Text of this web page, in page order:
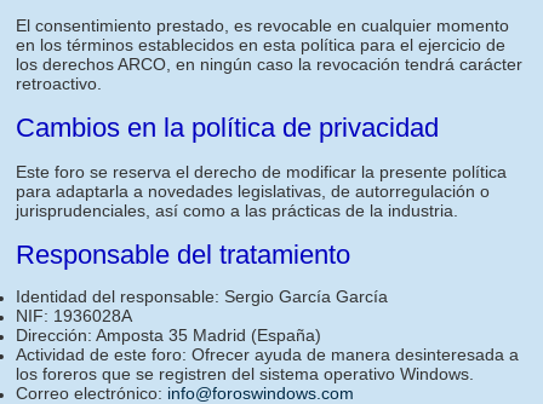
El consentimiento prestado, es revocable en cualquier momento
en los términos establecidos en esta política para el ejercicio de
los derechos ARCO, en ningún caso la revocación tendrá carácter
retroactivo.
Cambios en la política de privacidad
Este foro se reserva el derecho de modificar la presente política
para adaptarla a novedades legislativas, de autorregulación o
jurisprudenciales, así como a las prácticas de la industria.
Responsable del tratamiento
Identidad del responsable: Sergio García García
NIF: 1936028A
Dirección: Amposta 35 Madrid (España)
Actividad de este foro: Ofrecer ayuda de manera desinteresada a
los foreros que se registren del sistema operativo Windows.
Correo electrónico: info@foroswindows.com